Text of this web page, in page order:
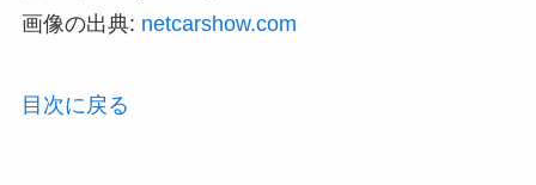
画像の出典: netcarshow.com
目次に戻る